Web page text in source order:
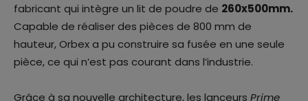
fabricant qui intègre un lit de poudre de 260x500mm.
Capable de réaliser des pièces de 800 mm de
hauteur, Orbex a pu construire sa fusée en une seule
pièce, ce qui n’est pas courant dans l’industrie.
Grâce à sa nouvelle architecture, les lanceurs Prime